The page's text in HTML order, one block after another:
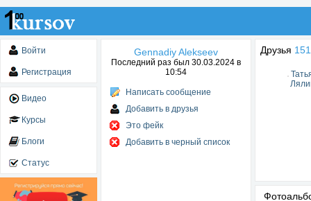
Войти
Регистрация
Видео
Курсы
Блоги
Статус
Gennadiy Alekseev
Последний раз был 30.03.2024 в
10:54
Написать сообщение
Добавить в друзья
Это фейк
Добавить в черный список
Друзья